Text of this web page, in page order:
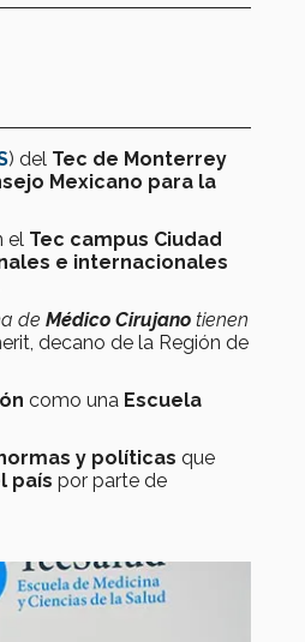
) del Tec de Monterrey
Mexicano para la
el Tec campus Ciudad
e internacionales
de Médico Cirujano tienen
decano de la Región de
como una Escuela
y políticas que
país por parte de